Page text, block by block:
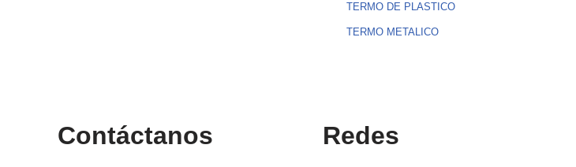
TERMO DE PLASTICO
TERMO METALICO
Contáctanos Redes